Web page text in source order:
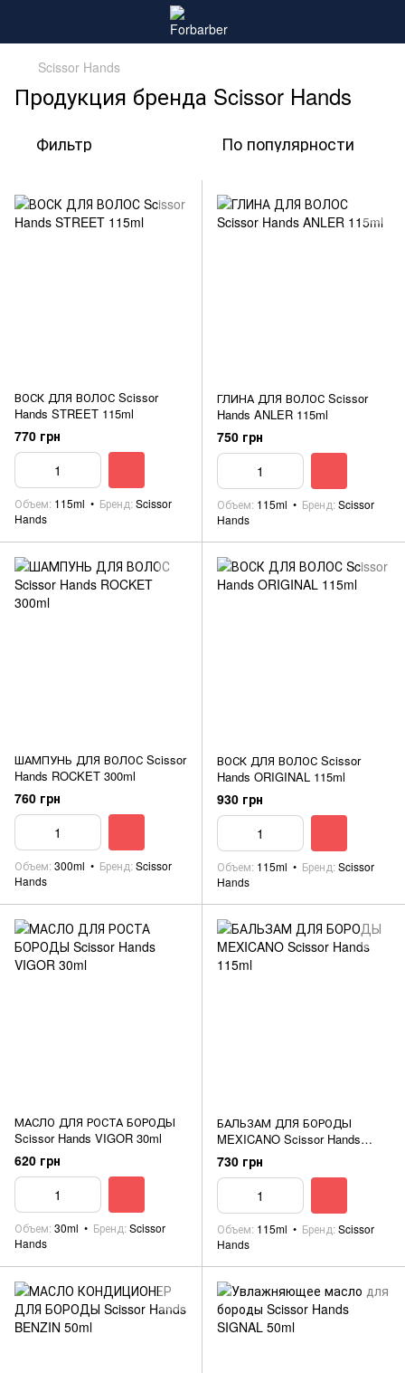
Scissor Hands
Продукция бренда Scissor Hands
Фильтр По популярности
ВОСК ДЛЯ ВОЛОС Scissor
Hands STREET 115ml
770 грн
Объем 115ml Бренд Scissor
Hands
ГЛИНА ДЛЯ ВОЛОС Scissor
Hands ANLER 115ml
750 грн
Объем 115ml Бренд Scissor
Hands
ШАМПУНЬ ДЛЯ ВОЛОС Scissor
Hands ROCKET 300ml
760 грн
Объем 300ml Бренд Scissor
Hands
ВОСК ДЛЯ ВОЛОС Scissor
Hands ORIGINAL 115ml
930 грн
Объем 115ml Бренд Scissor
Hands
МАСЛО ДЛЯ РОСТА БОРОДЫ
Scissor Hands VIGOR 30ml
620 грн
Объем 30ml Бренд Scissor
Hands
БАЛЬЗАМ ДЛЯ БОРОДЫ
MEXICANO Scissor Hands
115ml
730 грн
Объем 115ml Бренд Scissor
Hands